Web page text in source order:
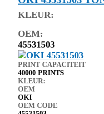
KLEUR:
OEM:
45531503
PRINT CAPACITEIT
40000 PRINTS
KLEUR:
OEM
OKI
OEM CODE